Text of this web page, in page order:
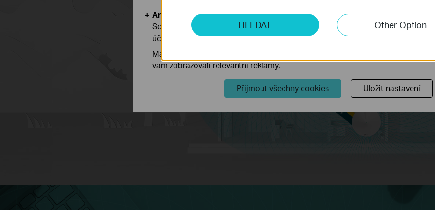
HLEDAT Other Option
Analytické a marketingové cookies
Soubory cookie pro nám umožňují analyzovat vaše aktivity na našich
účelem zlepšení a přizpůsobení jejich funkčnosti.
Marketingové soubory cookie mohou prostřednictvím našich webových
vám zobrazovali relevantní reklamy.
Přijmout všechny cookies Uložit nastavení